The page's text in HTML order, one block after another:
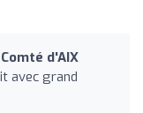
d'AIX
avec grand